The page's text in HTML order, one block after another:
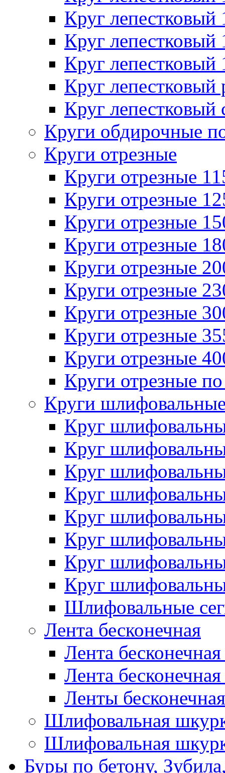
Круг
Круг
Круг
Круг лепестковый
Круг лепестковый
Круги обдирочные
Круги отрезные
Круги отрезные
Круги отрезные
Круги отрезные
Круги отрезные
Круги отрезные
Круги отрезные
Круги отрезные
Круги отрезные
Круги отрезные
Круги отрезные
Круги
Круг
Круг
Круг
Круг
Круг
Круг
Круг
Круг
Шлифовальные
Лента бесконечная
Лента
Лента
Ленты
Шлифовальная
Шлифовальная
Буры по бетону,